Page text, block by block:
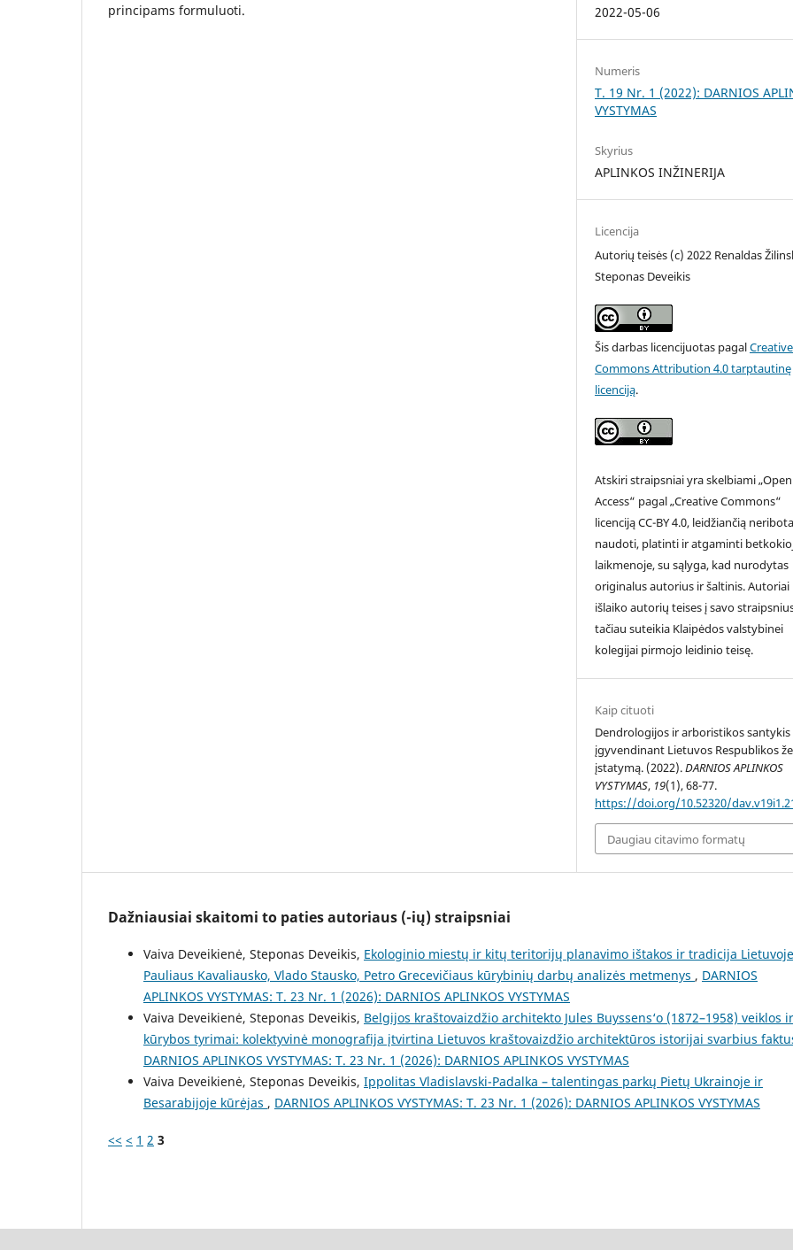
principams formuluoti.
2022-05-06
Numeris
T. 19 Nr. 1 (2022): DARNIOS
VYSTYMAS
Skyrius
APLINKOS INŽINERIJA
Licencija
Autorių teisės (c) 2022 Renaldas
Steponas Deveikis
Šis darbas licencijuotas pagalCreative
Commons Attribution 4.0 tarptautinę
licenciją.
Atskiri straipsniai yra skelbiami „Open
Access“ pagal „Creative Commons“
licenciją CC-BY 4.0, leidžiančią
naudoti, platinti ir atgaminti
laikmenoje, su sąlyga, kad nurodytas
originalus autorius ir šaltinis. Autoriai
išlaiko autorių teises į savo
tačiau suteikia Klaipėdos valstybinei
kolegijai pirmojo leidinio teisę.
Kaip cituoti
Dendrologijos ir arboristikos santykis
įgyvendinant Lietuvos Respublikos
įstatymą. (2022).DARNIOS APLINKOS
VYSTYMAS, 19(1), 68-77.
https://doi.org/10.52320/
Daugiau citavimo formatų
Dažniausiai skaitomi to paties autoriaus (-ių) straipsniai
Vaiva Deveikienė, Steponas Deveikis, Ekologinio miestų ir kitų teritorijų planavimo ištakos ir tradicija
Pauliaus Kavaliausko, Vlado Stausko, Petro Grecevičiaus kūrybinių darbų analizės metmenys , DARNIOS
APLINKOS VYSTYMAS: T. 23 Nr. 1 (2026): DARNIOS APLINKOS VYSTYMAS
Vaiva Deveikienė, Steponas Deveikis, Belgijos kraštovaizdžio architekto Jules Buyssens‘o (1872–1958) veiklos ir
kūrybos tyrimai: kolektyvinė monografija įtvirtina Lietuvos kraštovaizdžio architektūros istorijai svarbius
DARNIOS APLINKOS VYSTYMAS: T. 23 Nr. 1 (2026): DARNIOS APLINKOS VYSTYMAS
Vaiva Deveikienė, Steponas Deveikis, Ippolitas Vladislavski-Padalka – talentingas parkų Pietų Ukrainoje ir
Besarabijoje kūrėjas , DARNIOS APLINKOS VYSTYMAS: T. 23 Nr. 1 (2026): DARNIOS APLINKOS VYSTYMAS
<< < 1 2 3